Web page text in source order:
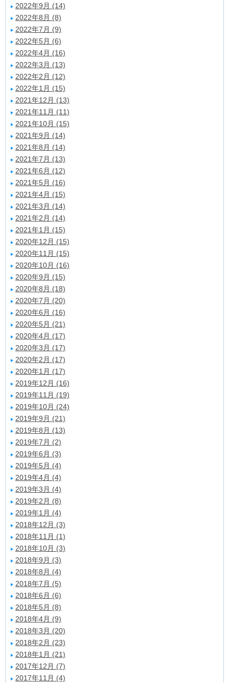
2022年9月 (14)
2022年8月 (8)
2022年7月 (9)
2022年5月 (6)
2022年4月 (16)
2022年3月 (13)
2022年2月 (12)
2022年1月 (15)
2021年12月 (13)
2021年11月 (11)
2021年10月 (15)
2021年9月 (14)
2021年8月 (14)
2021年7月 (13)
2021年6月 (12)
2021年5月 (16)
2021年4月 (15)
2021年3月 (14)
2021年2月 (14)
2021年1月 (15)
2020年12月 (15)
2020年11月 (15)
2020年10月 (16)
2020年9月 (15)
2020年8月 (18)
2020年7月 (20)
2020年6月 (16)
2020年5月 (21)
2020年4月 (17)
2020年3月 (17)
2020年2月 (17)
2020年1月 (17)
2019年12月 (16)
2019年11月 (19)
2019年10月 (24)
2019年9月 (21)
2019年8月 (13)
2019年7月 (2)
2019年6月 (3)
2019年5月 (4)
2019年4月 (4)
2019年3月 (4)
2019年2月 (8)
2019年1月 (4)
2018年12月 (3)
2018年11月 (1)
2018年10月 (3)
2018年9月 (3)
2018年8月 (4)
2018年7月 (5)
2018年6月 (6)
2018年5月 (8)
2018年4月 (9)
2018年3月 (20)
2018年2月 (23)
2018年1月 (21)
2017年12月 (7)
2017年11月 (4)